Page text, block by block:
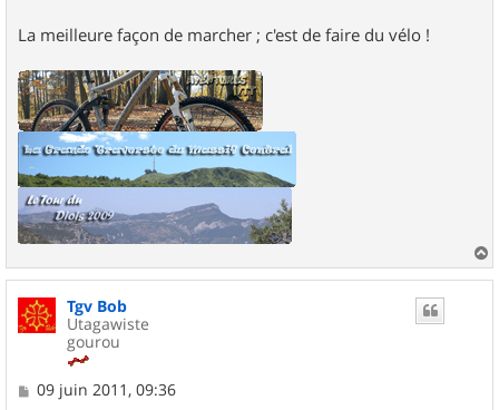
La meilleure façon de marcher ; c'est de faire du vélo !
a
u
Tgv Bob
Utagawiste
gourou
M
09 juin 2011, 09:36